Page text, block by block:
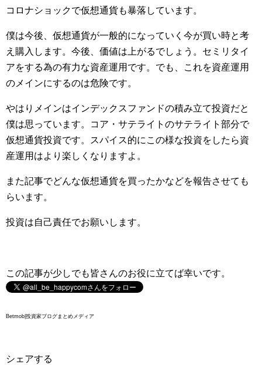
コロナショックで仮想通貨も暴落しています。
僕は今後、仮想通貨が一般的になっていく今が買い時と考
え購入します。今後、価値は上がるでしょう。セミリタイ
アをする為の有力な資産運用です。でも、これを資産運用
のメインにするのは危険です。
やはりメインはインデックスファンドの積み立て投資だと
僕は思っています。コア・サテライトのサテライト部分で
仮想通貨投資です。スパイス的にこの様な投資をしたら資
産運用はより楽しくなりますよ。
また記事でどんな仮想通貨を買ったかなどを報告させても
らいます。
投資は自己責任でお願いします。
この記事が少しでも皆さんのお役に立てば幸いです。
Betmob|投資家ブログまとめメディア
シェアする